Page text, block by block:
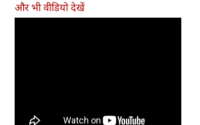
खरीदते समय किन बातों पर ध्यान
देना चाहिए।
और भी वीडियो देखें